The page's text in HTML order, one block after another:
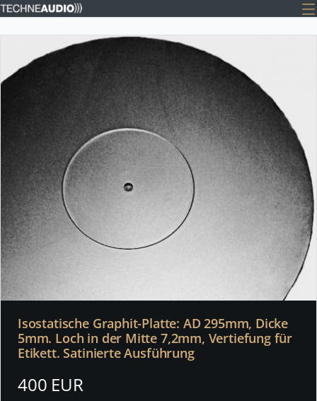
Isostatische Graphit-Platte: AD 295mm, Dicke
5mm. Loch in der Mitte 7,2mm, Vertiefung für
Etikett. Satinierte Ausführung
400 EUR